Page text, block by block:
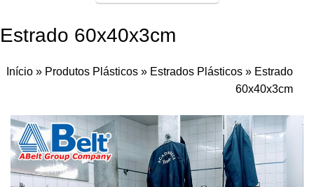
Estrado 60x40x3cm
Início » Produtos Plásticos » Estrados Plásticos » Estrado
60x40x3cm